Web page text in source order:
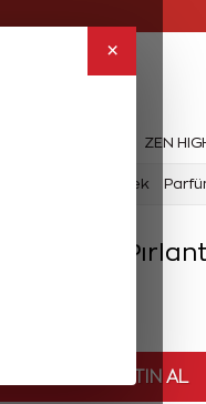
×
ZEN
Erkek
Baget
HEMEN SATIN AL